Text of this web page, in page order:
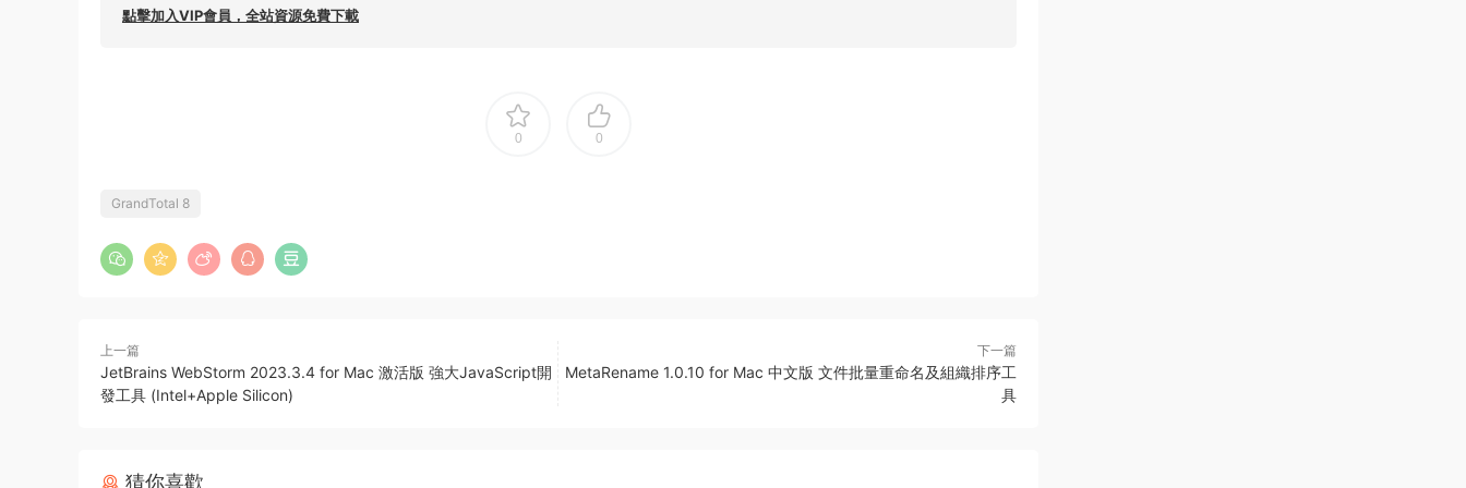
點擊加入VIP會員，全站資源免費下載
0 0
GrandTotal 8
上一篇
JetBrains WebStorm 2023.3.4 for Mac 激活版 強大JavaScript開
發工具 (Intel+Apple Silicon)
下一篇
MetaRename 1.0.10 for Mac 中文版 文件批量重命名及組織排序工
具
猜你喜歡